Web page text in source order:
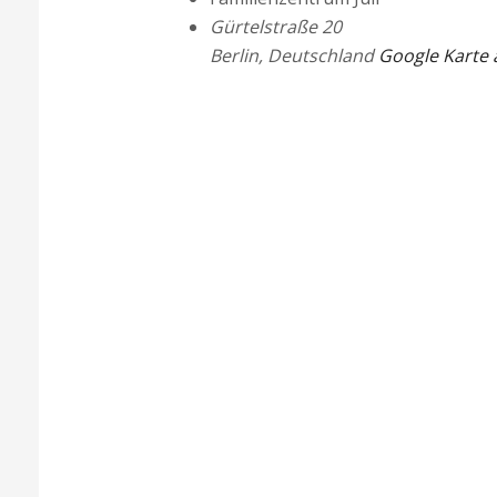
Gürtelstraße 20
Berlin, Deutschland Google Karte